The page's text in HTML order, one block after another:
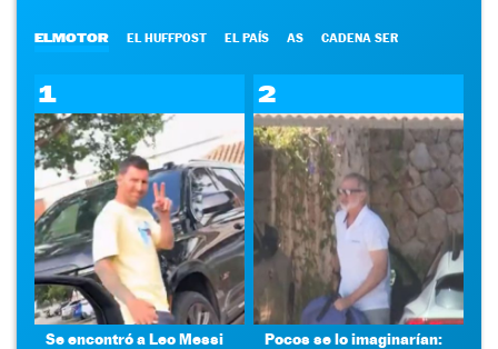
ELMOTOR EL HUFFPOST EL PAÍS AS CADENA SER
1
Se encontró a Leo Messi
2
Pocos se lo imaginarían: